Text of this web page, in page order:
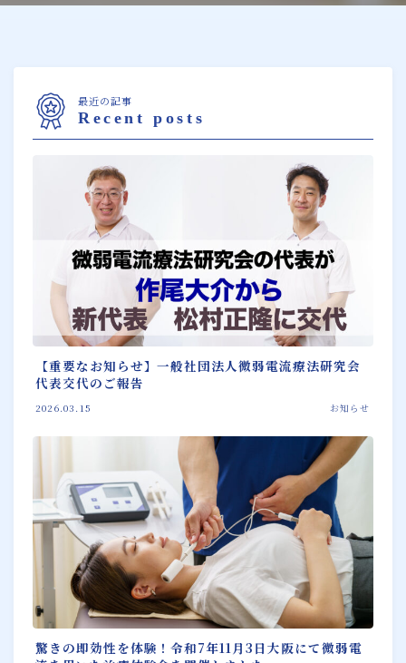
最近の記事
Recent posts
【重要なお知らせ】一般社団法人微弱電流療法研究会
代表交代のご報告
2026.03.15 お知らせ
驚きの即効性を体験！令和7年11月3日大阪にて微弱電